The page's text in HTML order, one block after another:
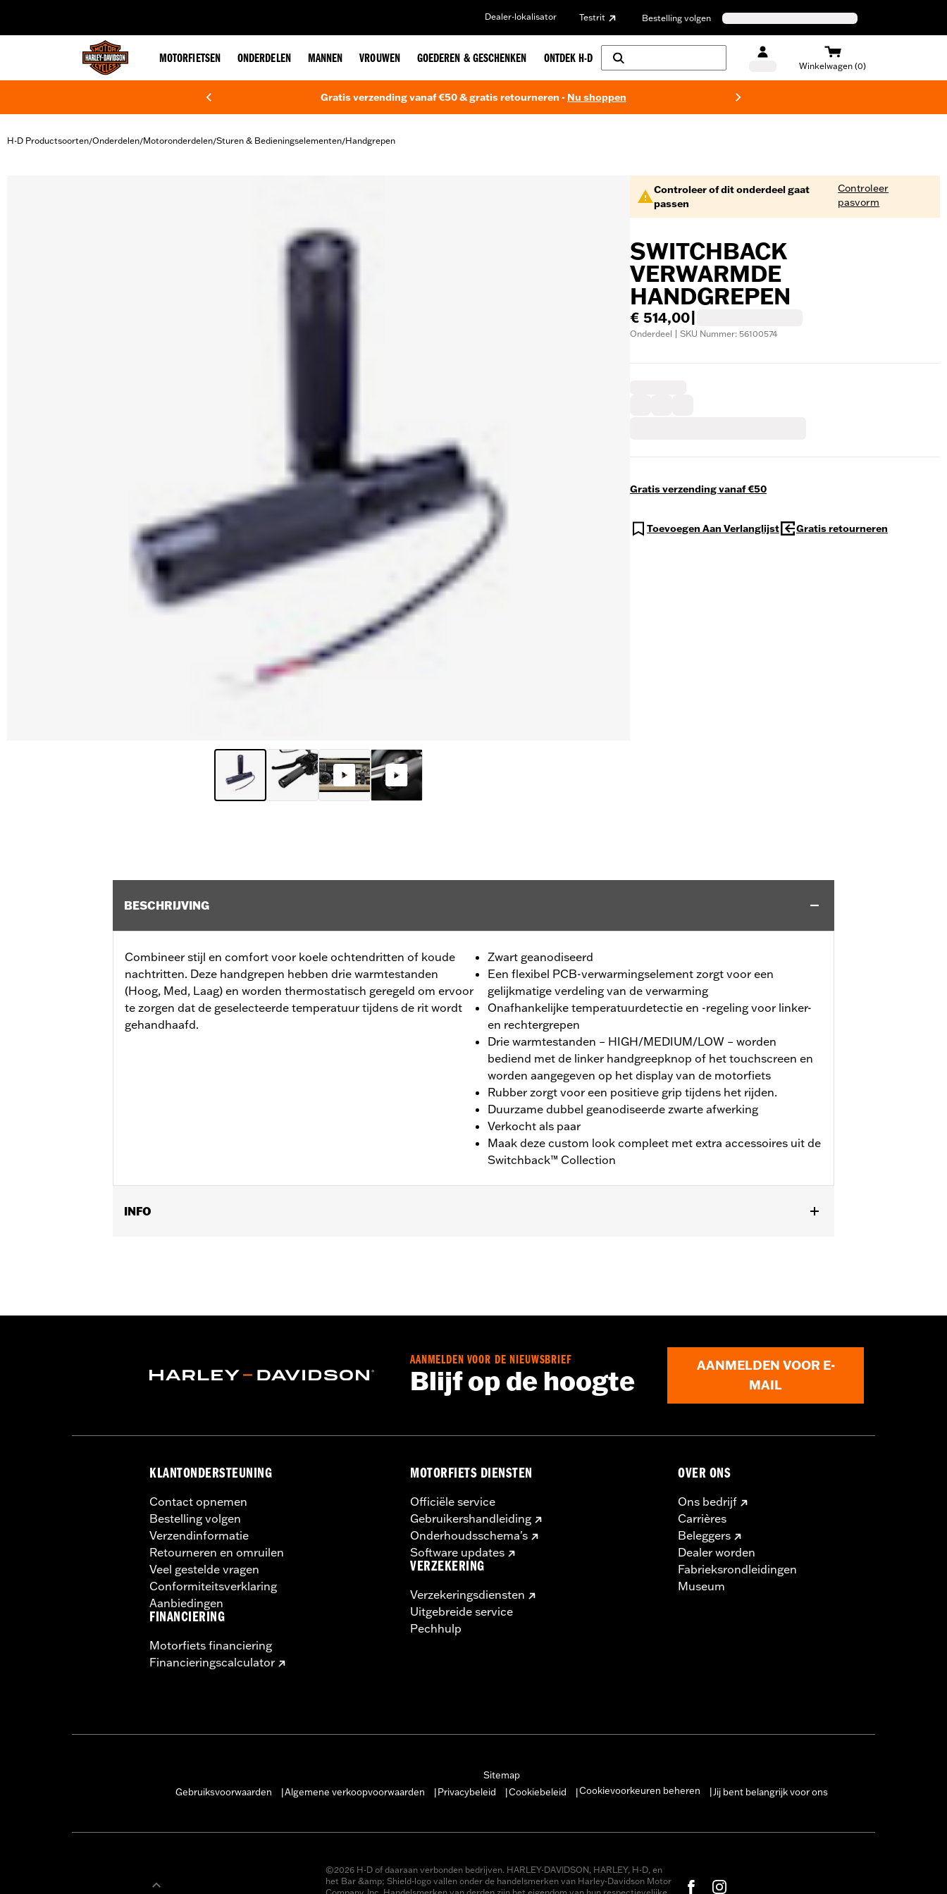
Dealer-lokalisator Testrit Bestelling volgen
MOTORFIETSEN ONDERDELEN MANNEN VROUWEN GOEDEREN & GESCHENKEN ONTDEK H-D
Winkelwagen (0)
Gratis verzending vanaf €50 & gratis retourneren - Nu shoppen
H-D Productsoorten/Onderdelen/Motoronderdelen/Sturen & Bedieningselementen/Handgrepen
Controleer of dit onderdeel gaat
passen
Controleer
pasvorm
SWITCHBACK
VERWARMDE
HANDGREPEN
€ 514,00
Onderdeel | SKU Nummer: 56100574
Gratis verzending vanaf €50
Toevoegen Aan Verlanglijst Gratis retourneren
BESCHRIJVING
Combineer stijl en comfort voor koele ochtendritten of koude
nachtritten. Deze handgrepen hebben drie warmtestanden
(Hoog, Med, Laag) en worden thermostatisch geregeld om ervoor
te zorgen dat de geselecteerde temperatuur tijdens de rit wordt
gehandhaafd.
Zwart geanodiseerd
Een flexibel PCB-verwarmingselement zorgt voor een
gelijkmatige verdeling van de verwarming
Onafhankelijke temperatuurdetectie en -regeling voor linker-
en rechtergrepen
Drie warmtestanden – HIGH/MEDIUM/LOW – worden
bediend met de linker handgreepknop of het touchscreen en
worden aangegeven op het display van de motorfiets
Rubber zorgt voor een positieve grip tijdens het rijden.
Duurzame dubbel geanodiseerde zwarte afwerking
Verkocht als paar
Maak deze custom look compleet met extra accessoires uit de
Switchback™ Collection
INFO
Installatie-instructies
AANMELDEN VOOR DE NIEUWSBRIEF
Blijf op de hoogte
AANMELDEN VOOR E-
MAIL
KLANTONDERSTEUNING
Contact opnemen
Bestelling volgen
Verzendinformatie
Retourneren en omruilen
Veel gestelde vragen
Conformiteitsverklaring
Aanbiedingen
FINANCIERING
Motorfiets financiering
Financieringscalculator
MOTORFIETS DIENSTEN
Officiële service
Gebruikershandleiding
Onderhoudsschema's
Software updates
VERZEKERING
Verzekeringsdiensten
Uitgebreide service
Pechhulp
OVER ONS
Ons bedrijf
Carrières
Beleggers
Dealer worden
Fabrieksrondleidingen
Museum
Sitemap
Gebruiksvoorwaarden
Algemene verkoopvoorwaarden Privacybeleid Cookiebeleid Cookievoorkeuren beheren Jij bent belangrijk voor ons
©2026 H-D of daaraan verbonden bedrijven. HARLEY-DAVIDSON, HARLEY, H-D, en
het Bar &amp; Shield-logo vallen onder de handelsmerken van Harley-Davidson Motor